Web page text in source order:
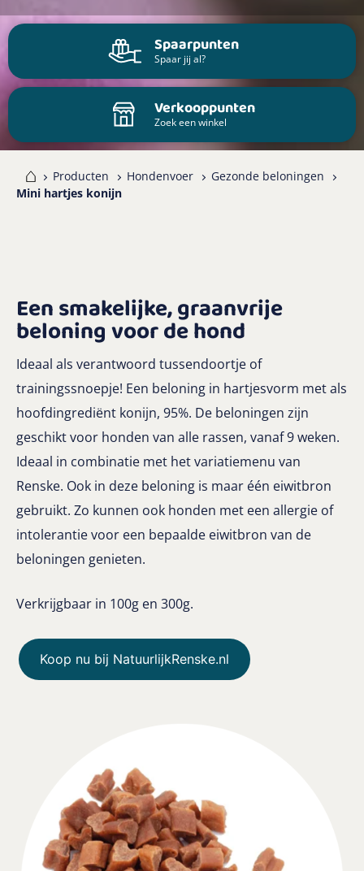
Spaarpunten
Spaar jij al?
Verkooppunten
Zoek een winkel
Producten Hondenvoer
Gezonde beloningen
Mini hartjes konijn
Een smakelijke, graanvrije
beloning voor de hond
Ideaal als verantwoord tussendoortje of
trainingssnoepje! Een beloning in hartjesvorm met als
hoofdingrediënt konijn, 95%. De beloningen zijn
geschikt voor honden van alle rassen, vanaf 9 weken.
Ideaal in combinatie met het variatiemenu van
Renske. Ook in deze beloning is maar één eiwitbron
gebruikt. Zo kunnen ook honden met een allergie of
intolerantie voor een bepaalde eiwitbron van de
beloningen genieten.
Verkrijgbaar in 100g en 300g.
Koop nu bij NatuurlijkRenske.nl